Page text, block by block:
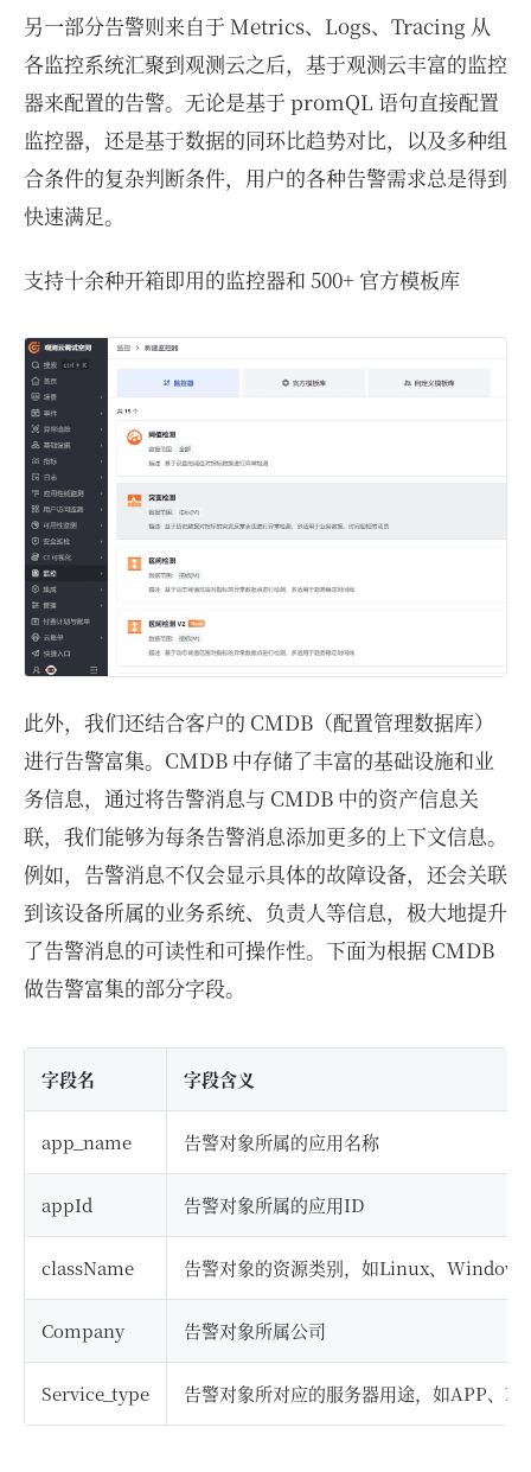
另一部分告警则来自于 Metrics、Logs、Tracing 从
各监控系统汇聚到观测云之后，基于观测云丰富的监控
器来配置的告警。无论是基于 promQL 语句直接配置
监控器，还是基于数据的同环比趋势对比，以及多种组
合条件的复杂判断条件，用户的各种告警需求总是得到
快速满足。
支持十余种开箱即用的监控器和 500+ 官方模板库
此外，我们还结合客户的 CMDB（配置管理数据库）
进行告警富集。CMDB 中存储了丰富的基础设施和业
务信息，通过将告警消息与 CMDB 中的资产信息关
联，我们能够为每条告警消息添加更多的上下文信息。
例如，告警消息不仅会显示具体的故障设备，还会关联
到该设备所属的业务系统、负责人等信息，极大地提升
了告警消息的可读性和可操作性。下面为根据 CMDB
做告警富集的部分字段。
字段名 字段含义
app_name 告警对象所属的应用名称
appId 告警对象所属的应用ID
className 告警对象的资源类别，如Linux、
Company 告警对象所属公司
Service_type 告警对象所对应的服务器用途，如APP、